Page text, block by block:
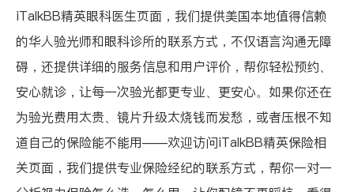
iTalkBB精英眼科医生页面 ，我们提供美国本地值得信赖
的华人验光师和眼科诊所的联系方式，不仅语言沟通无障
碍，还提供详细的服务信息和用户评价，帮你轻松预约、
安心就诊，让每一次验光都更专业、更安心。如果你还在
为验光费用太贵、镜片升级太烧钱而发愁，或者压根不知
道自己的保险能不能用——欢迎访问iTalkBB精英保险相
关页面 ，我们提供专业保险经纪的联系方式，帮你一对一